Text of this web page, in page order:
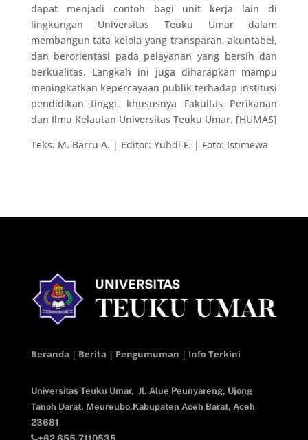
dapat menjadi contoh bagi unit kerja lain di
lingkungan Universitas Teuku Umar dalam
membangun tata kelola yang transparan, akuntabel,
dan berorientasi pada pelayanan yang bersih dan
berkualitas. Langkah ini juga diharapkan mampu
meningkatkan kepercayaan publik terhadap institusi
pendidikan tinggi, khususnya Fakultas Perikanan
dan Ilmu Kelautan Universitas Teuku Umar. [HUMAS]
Teks: M. Barru A. | Editor: Yuhdi F. | Foto: Istimewa
Beranda | Berita | Pengumuman | Info Terkini
Universitas Teuku Umar, Jl. Alue Peunyareng, Ujong
Tanoh Darat, Meureubo,Kabupaten Aceh Barat, Aceh
23681